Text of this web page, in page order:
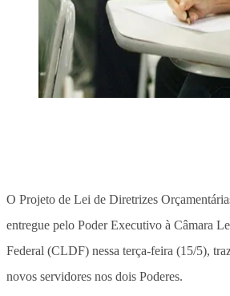
O Projeto de Lei de Diretrizes
entregue pelo Poder Executivo à Câmara
Federal (CLDF) nessa terça-feira (15/5),
novos servidores nos dois Poderes.